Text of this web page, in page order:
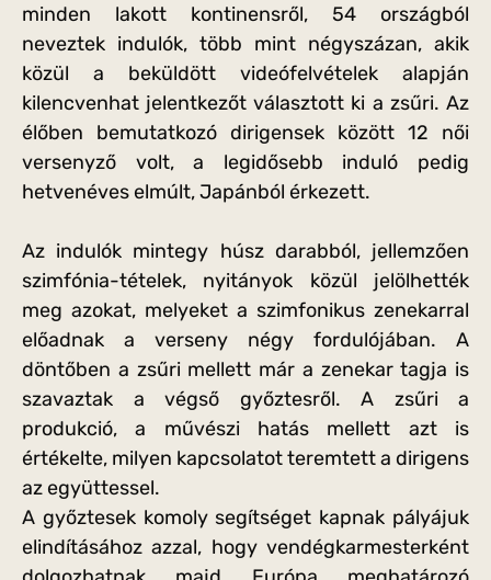
minden lakott kontinensről, 54 országból
neveztek indulók, több mint négyszázan, akik
közül a beküldött videófelvételek alapján
kilencvenhat jelentkezőt választott ki a zsűri. Az
élőben bemutatkozó dirigensek között 12 női
versenyző volt, a legidősebb induló pedig
hetvenéves elmúlt, Japánból érkezett.
Az indulók mintegy húsz darabból, jellemzően
szimfónia-tételek, nyitányok közül jelölhették
meg azokat, melyeket a szimfonikus zenekarral
előadnak a verseny négy fordulójában. A
döntőben a zsűri mellett már a zenekar tagja is
szavaztak a végső győztesről. A zsűri a
produkció, a művészi hatás mellett azt is
értékelte, milyen kapcsolatot teremtett a dirigens
az együttessel.
A győztesek komoly segítséget kapnak pályájuk
elindításához azzal, hogy vendégkarmesterként